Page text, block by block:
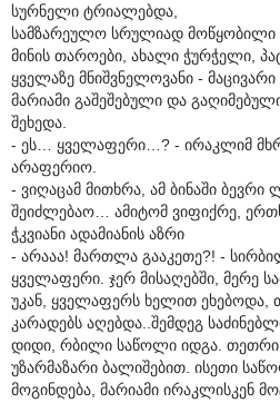
სურნელი ტრიალებდა,
სამზარეულო სრულიად მოწყობილი
მინის თაროები, ახალი ჭურჭელი,
ყველაზე მნიშვნელოვანი - მაცივარი
მარიამი გაშეშებული და
შეხედა.
- ეს… ყველაფერი…? - ირაკლიმ
არაფერიო.
- ვიღაცამ მითხრა, ამ ბინაში ბევრი
შეიძლებაო… ამიტომ ვიფიქრე,
ჭკვიანი ადამიანის აზრი
- არააა! მართლა გააკეთე?! -
ყველაფერი. ჯერ მისაღებში, მერე
უკან, ყველაფერს ხელით ეხებოდა,
კარადებს აღებდა..შემდეგ
დიდი, რბილი საწოლი იდგა.
უზარმაზარი ბალიშებით. ისეთი
მოგინდება, მარიამი ირაკლისკენ